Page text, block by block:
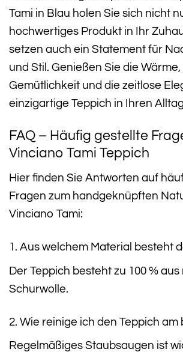
Tami in Blau holen Sie sich nicht
hochwertiges Produkt in Ihr
setzen auch ein Statement für
und Stil. Genießen Sie die Wärme,
Gemütlichkeit und die zeitlose
einzigartige Teppich in Ihren
FAQ – Häufig gestellte
Vinciano Tami Teppich
Hier finden Sie Antworten auf
Fragen zum handgeknüpften
Vinciano Tami:
1. Aus welchem Material besteht
Der Teppich besteht zu 100 %
Schurwolle.
2. Wie reinige ich den Teppich am
Regelmäßiges Staubsaugen ist